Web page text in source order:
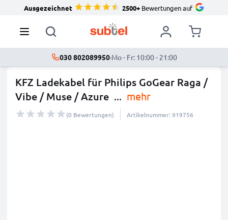
Ausgezeichnet 2500+Bewertungen auf
030 802089950·Mo - Fr: 10:00 - 21:00
KFZ Ladekabel für Philips GoGear Raga /
Vibe / Muse / Azure ... mehr
(0 Bewertungen) Artikelnummer: 919756